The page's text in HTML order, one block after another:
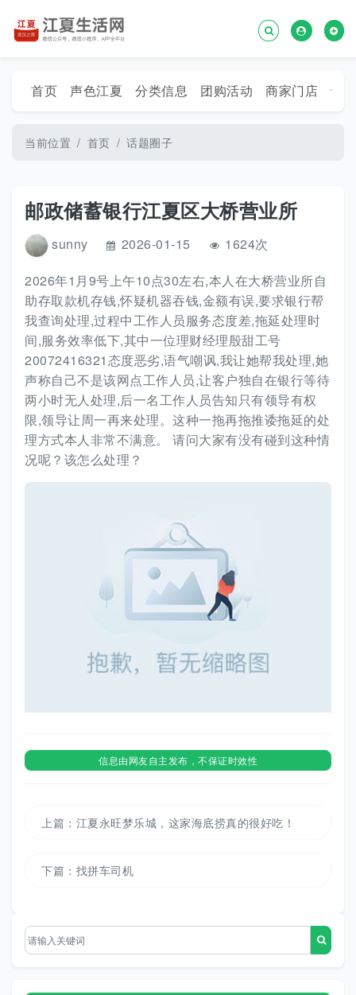
首页 声色江夏 分类信息 团购活动 商家门店 话
当前位置 首页 话题圈子
邮政储蓄银行江夏区大桥营业所
sunny 2026-01-15
1624次
2026年1月9号上午10点30左右,本人在大桥营业所自
助存取款机存钱,怀疑机器吞钱,金额有误,要求银行帮
我查询处理,过程中工作人员服务态度差,拖延处理时
间,服务效率低下,其中一位理财经理殷甜工号
20072416321态度恶劣,语气嘲讽,我让她帮我处理,她
声称自己不是该网点工作人员,让客户独自在银行等待
两小时无人处理,后一名工作人员告知只有领导有权
限,领导让周一再来处理。这种一拖再拖推诿拖延的处
理方式本人非常不满意。 请问大家有没有碰到这种情
况呢？该怎么处理？
信息由网友自主发布，不保证时效性
上篇： 江夏永旺梦乐城，这家海底捞真的很好吃！
下篇： 找拼车司机